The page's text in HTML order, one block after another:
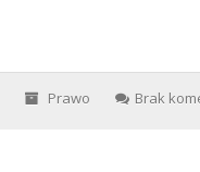
Prawo Brak